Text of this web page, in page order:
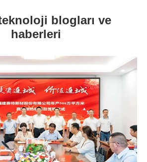
blogları ve
haberleri